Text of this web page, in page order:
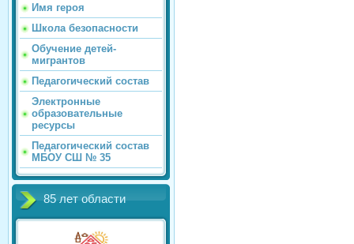
Имя героя
Школа безопасности
Обучение детей-
мигрантов
Педагогический состав
Электронные
образовательные
ресурсы
Педагогический состав
МБОУ СШ № 35
85 лет области